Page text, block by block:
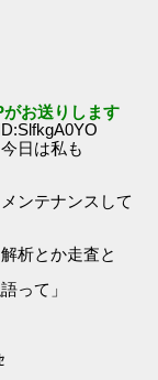
がお送りします
日は私も
ンテナンスして
析とか走査と
って」